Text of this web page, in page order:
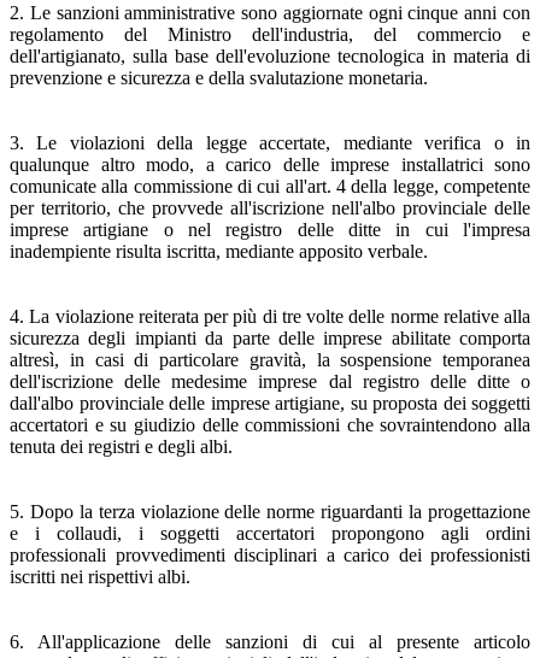
2. Le sanzioni amministrative sono aggiornate ogni cinque anni con
regolamento del Ministro dell'industria, del commercio e
dell'artigianato, sulla base dell'evoluzione tecnologica in materia di
prevenzione e sicurezza e della svalutazione monetaria.
3. Le violazioni della legge accertate, mediante verifica o in
qualunque altro modo, a carico delle imprese installatrici sono
comunicate alla commissione di cui all'art. 4 della legge, competente
per territorio, che provvede all'iscrizione nell'albo provinciale delle
imprese artigiane o nel registro delle ditte in cui l'impresa
inadempiente risulta iscritta, mediante apposito verbale.
4. La violazione reiterata per più di tre volte delle norme relative alla
sicurezza degli impianti da parte delle imprese abilitate comporta
altresì, in casi di particolare gravità, la sospensione temporanea
dell'iscrizione delle medesime imprese dal registro delle ditte o
dall'albo provinciale delle imprese artigiane, su proposta dei soggetti
accertatori e su giudizio delle commissioni che sovraintendono alla
tenuta dei registri e degli albi.
5. Dopo la terza violazione delle norme riguardanti la progettazione
e i collaudi, i soggetti accertatori propongono agli ordini
professionali provvedimenti disciplinari a carico dei professionisti
iscritti nei rispettivi albi.
6. All'applicazione delle sanzioni di cui al presente articolo